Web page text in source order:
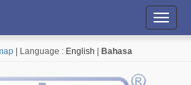
| Language : English Bahasa